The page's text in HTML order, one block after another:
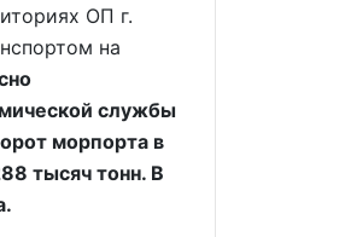
ОП г.
на
службы
морпорта в
тысяч тонн. В